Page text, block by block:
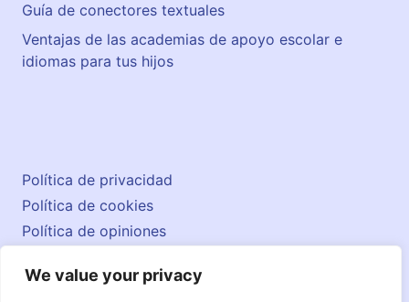
We value your privacy
Guía de conectores textuales
Ventajas de las academias de apoyo escolar e
idiomas para tus hijos
Política de privacidad
Política de cookies
Política de opiniones
Contacto